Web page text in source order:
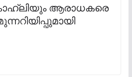
ആരാധകരെ